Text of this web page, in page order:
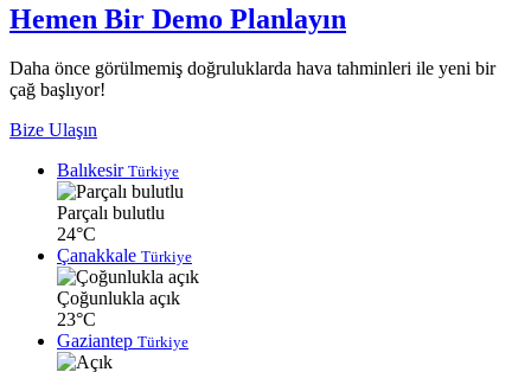
Hemen Bir Demo Planlayın
Daha önce görülmemiş doğruluklarda hava tahminleri ile yeni bir
çağ başlıyor!
Bize Ulaşın
Balıkesir Türkiye
Parçalı bulutlu
24°C
Çanakkale Türkiye
Çoğunlukla açık
23°C
Gaziantep Türkiye